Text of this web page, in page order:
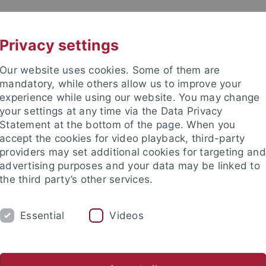
AK MORDHORST
Privacy settings
Our website uses cookies. Some of them are
mandatory, while others allow us to improve your
experience while using our website. You may change
your settings at any time via the Data Privacy
Statement at the bottom of the page. When you
accept the cookies for video playback, third-party
providers may set additional cookies for targeting and
advertising purposes and your data may be linked to
the third party’s other services.
Essential Videos